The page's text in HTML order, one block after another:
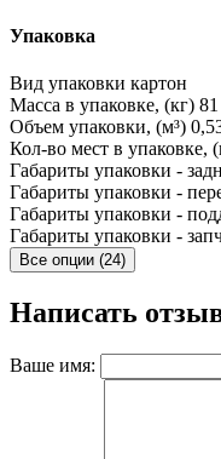
Упаковка
Вид упаковки картон
Масса в упаковке, (кг) 81
Объем упаковки, (м³)
Кол-во мест в упаковке,
Габариты упаковки -
Габариты упаковки -
Габариты упаковки -
Габариты упаковки -
Все опции (24)
Написать
Ваше имя: